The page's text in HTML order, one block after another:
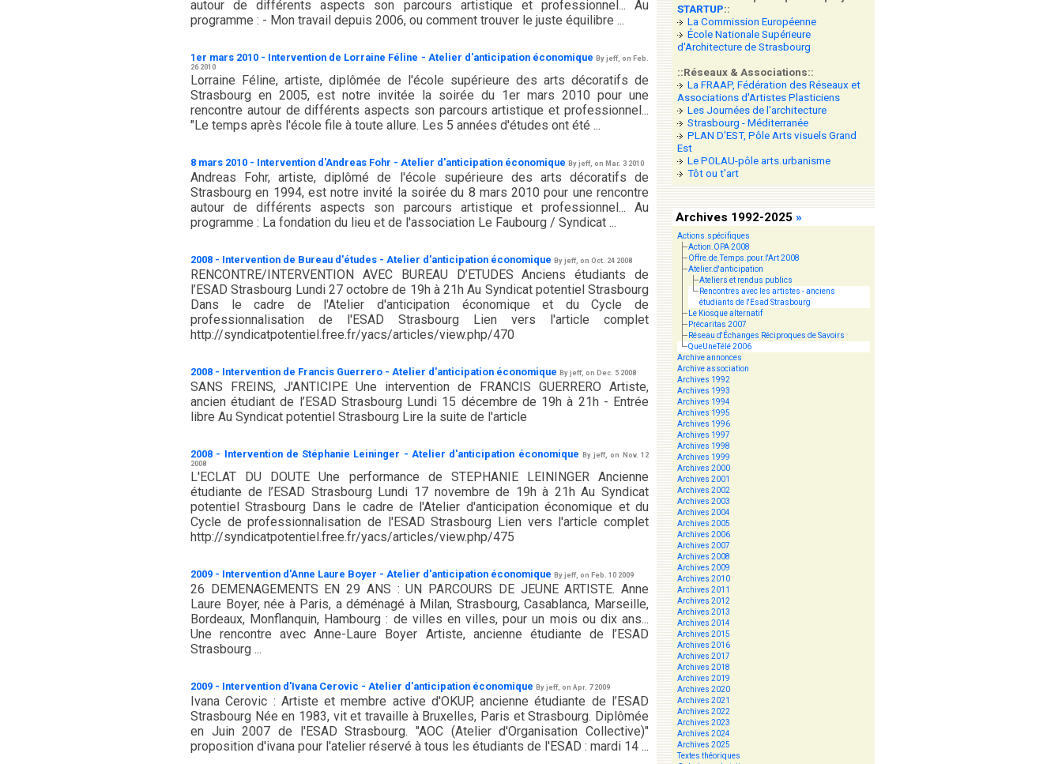
autour de différents aspects son parcours artistique et professionnel... Au
programme : - Mon travail depuis 2006, ou comment trouver le juste équilibre ...
1er mars 2010 - Intervention de Lorraine Féline - Atelier d'anticipation économique By jeff, on Feb.
26 2010
Lorraine Féline, artiste, diplômée de l'école supérieure des arts décoratifs de
Strasbourg en 2005, est notre invitée la soirée du 1er mars 2010 pour une
rencontre autour de différents aspects son parcours artistique et professionnel...
"Le temps après l'école file à toute allure. Les 5 années d'études ont été ...
8 mars 2010 - Intervention d'Andreas Fohr - Atelier d'anticipation économique By jeff, on Mar. 3 2010
Andreas Fohr, artiste, diplômé de l'école supérieure des arts décoratifs de
Strasbourg en 1994, est notre invité la soirée du 8 mars 2010 pour une rencontre
autour de différents aspects son parcours artistique et professionnel... Au
programme : La fondation du lieu et de l'association Le Faubourg / Syndicat ...
2008 - Intervention de Bureau d'études - Atelier d'anticipation économique By jeff, on Oct. 24 2008
RENCONTRE/INTERVENTION AVEC BUREAU D’ETUDES Anciens étudiants de
l’ESAD Strasbourg Lundi 27 octobre de 19h à 21h Au Syndicat potentiel Strasbourg
Dans le cadre de l'Atelier d'anticipation économique et du Cycle de
professionnalisation de l'ESAD Strasbourg Lien vers l'article complet
http://syndicatpotentiel.free.fr/yacs/articles/view.php/470
2008 - Intervention de Francis Guerrero - Atelier d'anticipation économique By jeff, on Dec. 5 2008
SANS FREINS, J'ANTICIPE Une intervention de FRANCIS GUERRERO Artiste,
ancien étudiant de l’ESAD Strasbourg Lundi 15 décembre de 19h à 21h - Entrée
libre Au Syndicat potentiel Strasbourg Lire la suite de l'article
2008 - Intervention de Stéphanie Leininger - Atelier d'anticipation économique
By jeff, on Nov. 12
2008
L'ECLAT DU DOUTE Une performance de STEPHANIE LEININGER Ancienne
étudiante de l’ESAD Strasbourg Lundi 17 novembre de 19h à 21h Au Syndicat
potentiel Strasbourg Dans le cadre de l'Atelier d'anticipation économique et du
Cycle de professionnalisation de l'ESAD Strasbourg Lien vers l'article complet
http://syndicatpotentiel.free.fr/yacs/articles/view.php/475
2009 - Intervention d'Anne Laure Boyer - Atelier d'anticipation économique By jeff, on Feb. 10 2009
26 DEMENAGEMENTS EN 29 ANS : UN PARCOURS DE JEUNE ARTISTE. Anne
Laure Boyer, née à Paris, a déménagé à Milan, Strasbourg, Casablanca, Marseille,
Bordeaux, Monflanquin, Hambourg : de villes en villes, pour un mois ou dix ans...
Une rencontre avec Anne-Laure Boyer Artiste, ancienne étudiante de l’ESAD
Strasbourg ...
2009 - Intervention d'Ivana Cerovic - Atelier d'anticipation économique By jeff, on Apr. 7 2009
Ivana Cerovic : Artiste et membre active d'OKUP, ancienne étudiante de l’ESAD
Strasbourg Née en 1983, vit et travaille à Bruxelles, Paris et Strasbourg. Diplômée
en Juin 2007 de l'ESAD Strasbourg. "AOC (Atelier d'Organisation Collective)"
proposition d'ivana pour l'atelier réservé à tous les étudiants de l'ESAD : mardi 14 ...
STARTUP::
La Commission Européenne
École Nationale Supérieure
d'Architecture de Strasbourg
::Réseaux & Associations::
La FRAAP, Fédération des Réseaux et
Associations d'Artistes Plasticiens
Les Journées de l'architecture
Strasbourg - Méditerranée
PLAN D'EST, Pôle Arts visuels Grand
Est
Le POLAU-pôle arts.urbanisme
Tôt ou t'art
Archives 1992-2025 »
Actions.spécifiques
Action.OPA 2008
Offre.de.Temps.pour.l'Art 2008
Atelier.d'anticipation
Ateliers et rendus publics
Rencontres avec les artistes - anciens
étudiants de l'Esad Strasbourg
Le Kiosque alternatif
Précaritas 2007
Réseau d'Échanges Réciproques de Savoirs
QueUneTélé 2006
Archive annonces
Archive association
Archives 1992
Archives 1993
Archives 1994
Archives 1995
Archives 1996
Archives 1997
Archives 1998
Archives 1999
Archives 2000
Archives 2001
Archives 2002
Archives 2003
Archives 2004
Archives 2005
Archives 2006
Archives 2007
Archives 2008
Archives 2009
Archives 2010
Archives 2011
Archives 2012
Archives 2013
Archives 2014
Archives 2015
Archives 2016
Archives 2017
Archives 2018
Archives 2019
Archives 2020
Archives 2021
Archives 2022
Archives 2023
Archives 2024
Archives 2025
Textes théoriques